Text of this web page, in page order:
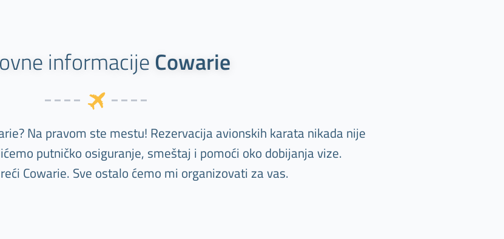
informacijeCowarie
Na pravom ste mestu! Rezervacija avionskih karata nikada nije
putničko osiguranje, smeštaj i pomoći oko dobijanja vize.
Cowarie. Sve ostalo ćemo mi organizovati za vas.